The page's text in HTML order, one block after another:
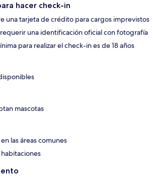
hacer check-in
una tarjeta de crédito para cargos imprevistos
una identificación oficial con fotografía
para realizar el check-in es de 18 años
mascotas
las áreas comunes